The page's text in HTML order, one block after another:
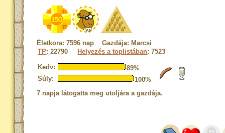
Életkora: 7596 nap Gazdája: Marcsi
TP: 22790 Helyezés a toplistában: 7523
Kedv:
89%
Súly:
100%
7 napja látogatta meg utoljára a gazdája.